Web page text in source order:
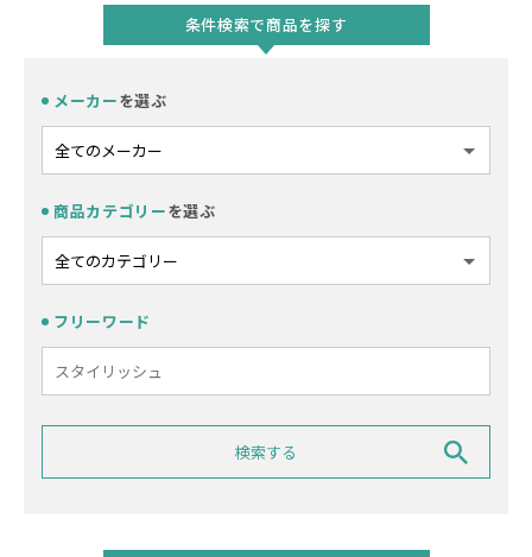
条件検索で商品を探す
メーカーを選ぶ
商品カテゴリーを選ぶ
フリーワード